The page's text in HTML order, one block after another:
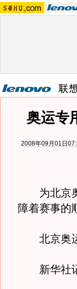
奥运专
2008年09月01日
为北京奥
障着赛事的
北京奥
新华社记